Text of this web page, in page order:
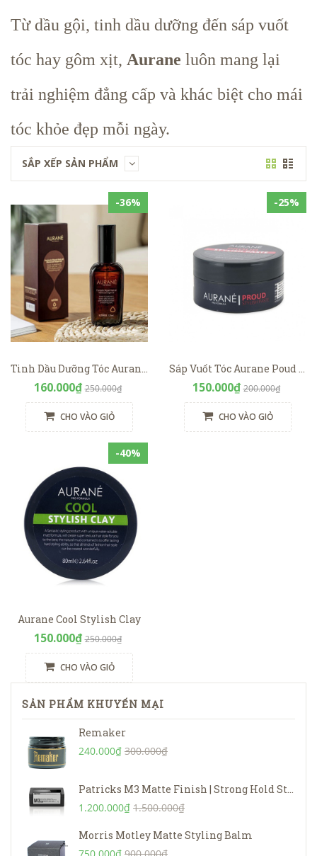
Từ dầu gội, tinh dầu dưỡng đến sáp vuốt
tóc hay gôm xịt, Aurane luôn mang lại
trải nghiệm đẳng cấp và khác biệt cho mái
tóc khỏe đẹp mỗi ngày.
SẮP XẾP SẢN PHẨM
-36%
Tinh Dầu Dưỡng Tóc Aurane Softliss Fantastic Repair Hair Oil 125ml
160.000₫ 250.000₫
CHO VÀO GIỎ
-25%
Sáp Vuốt Tóc Aurane Poud Stylish Paste
150.000₫ 200.000₫
CHO VÀO GIỎ
-40%
Aurane Cool Stylish Clay
150.000₫ 250.000₫
CHO VÀO GIỎ
SẢN PHẨM KHUYẾN MẠI
Remaker
240.000₫ 300.000₫
Patricks M3 Matte Finish | Strong Hold Styling Product – 75g
1.200.000₫ 1.500.000₫
Morris Motley Matte Styling Balm